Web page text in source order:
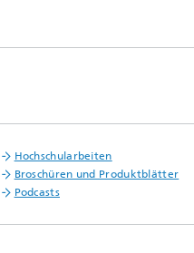
Hochschularbeiten
Broschüren und Produktblätter
Podcasts